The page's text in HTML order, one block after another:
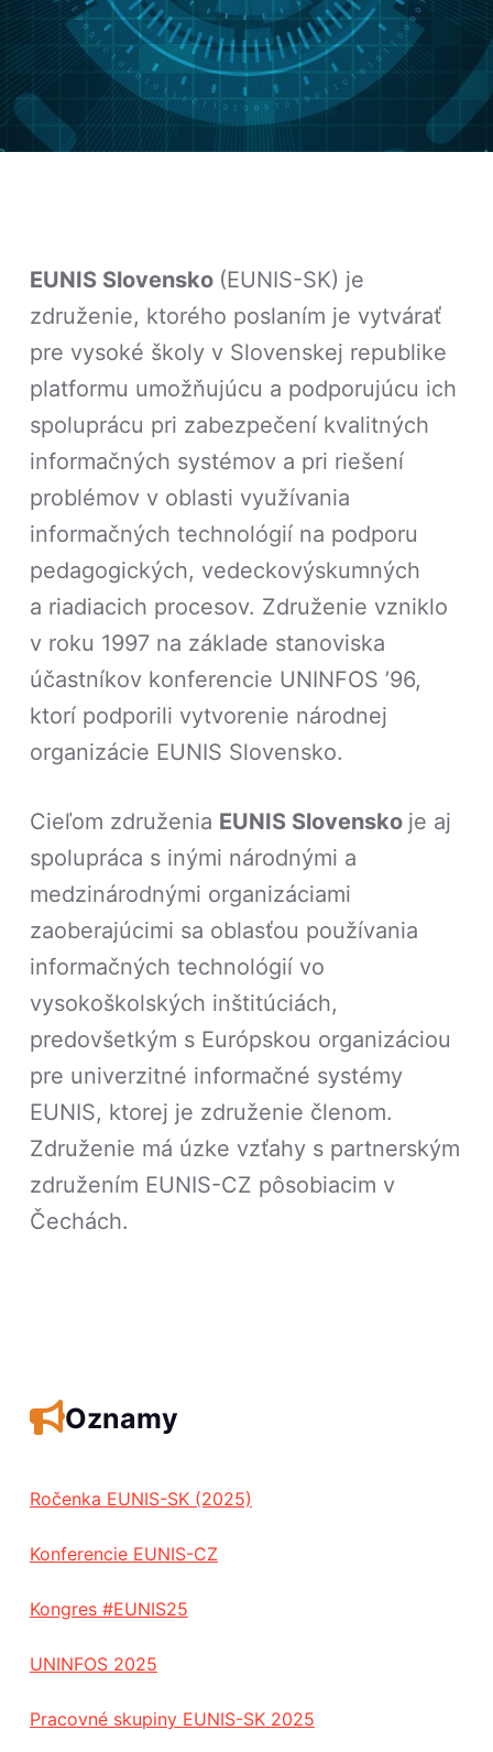
EUNIS Slovensko (EUNIS-SK) je
združenie, ktorého poslaním je vytvárať
pre vysoké školy v Slovenskej republike
platformu umožňujúcu a podporujúcu ich
spoluprácu pri zabezpečení kvalitných
informačných systémov a pri riešení
problémov v oblasti využívania
informačných technológií na podporu
pedagogických, vedeckovýskumných
a riadiacich procesov. Združenie vzniklo
v roku 1997 na základe stanoviska
účastníkov konferencie UNINFOS ’96,
ktorí podporili vytvorenie národnej
organizácie EUNIS Slovensko.
Cieľom združenia EUNIS Slovensko je aj
spolupráca s inými národnými a
medzinárodnými organizáciami
zaoberajúcimi sa oblasťou používania
informačných technológií vo
vysokoškolských inštitúciách,
predovšetkým s Európskou organizáciou
pre univerzitné informačné systémy
EUNIS, ktorej je združenie členom.
Združenie má úzke vzťahy s partnerským
združením EUNIS-CZ pôsobiacim v
Čechách.
Oznamy
Ročenka EUNIS-SK (2025)
Konferencie EUNIS-CZ
Kongres #EUNIS25
UNINFOS 2025
Pracovné skupiny EUNIS-SK 2025